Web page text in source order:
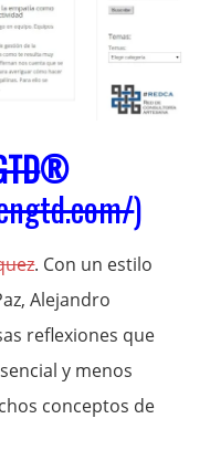
®
)
. Con un estilo
Alejandro
reflexiones que
y menos
conceptos de